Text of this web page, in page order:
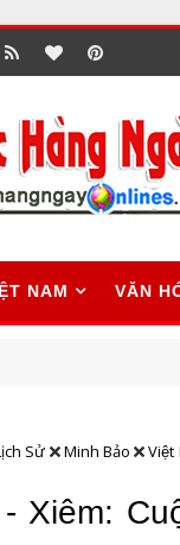
NAM VĂN
Sử Minh Bảo Việt
Xiêm: